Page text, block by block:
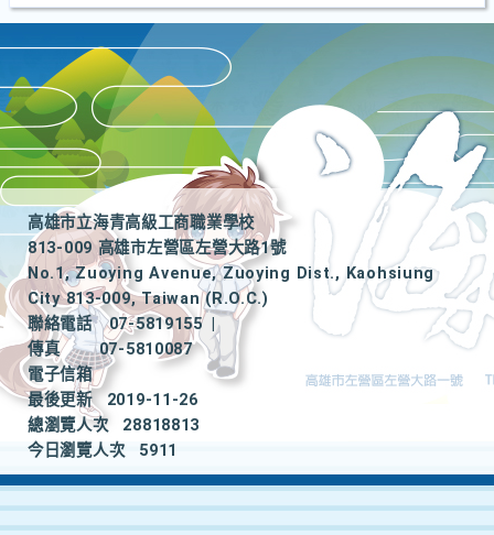
高雄市立海青高級工商職業學校
813-009 高雄市左營區左營大路1號
No.1, Zuoying Avenue, Zuoying Dist., Kaohsiung
City 813-009, Taiwan (R.O.C.)
聯絡電話
07-5819155
|
傳真
07-5810087
電子信箱
最後更新
2019-11-26
總瀏覽人次
28818813
今日瀏覽人次
5911